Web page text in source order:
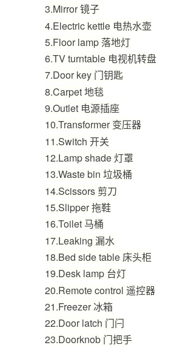
3.Mirror镜子
4.Electric kettle 电热水壶
5.Floor lamp 落地灯
6.TV turntable 电视机转盘
7.Door key 门钥匙
8.Carpet地毯
9.Outlet 电源插座
10.Transformer 变压器
11.Switch 开关
12.Lamp shade 灯罩
13.Waste bin 垃圾桶
14.Scissors 剪刀
15.Slipper拖鞋
16.Toilet 马桶
17.Leaking 漏水
18.Bed side table 床头柜
19.Desk lamp 台灯
20.Remote control 遥控器
21.Freezer冰箱
22.Door latch 门闩
23.Doorknob 门把手